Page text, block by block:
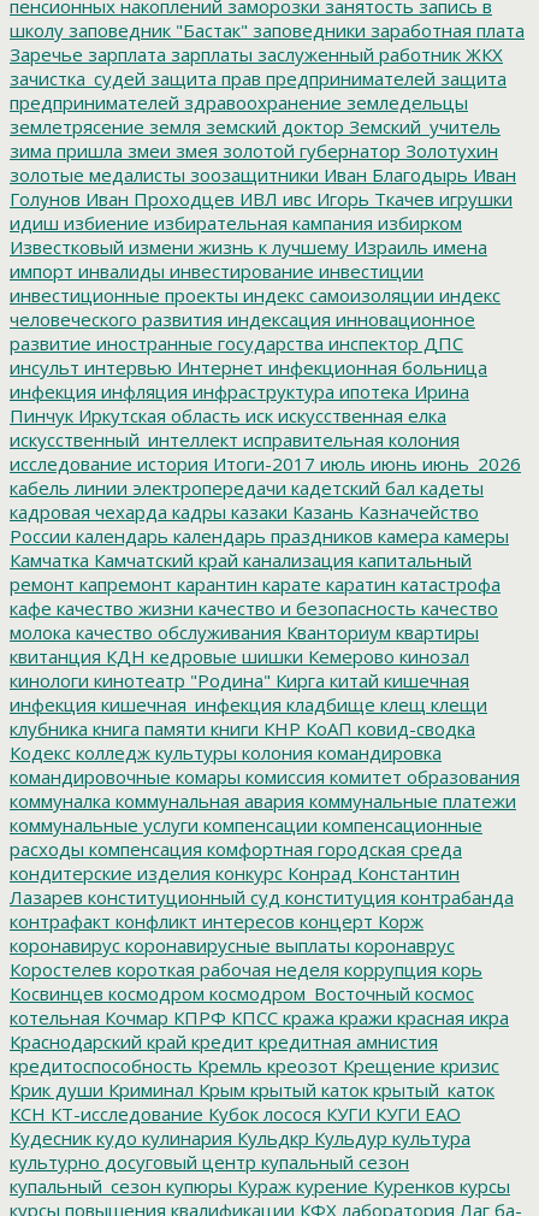
пенсионных накоплений заморозки занятость запись в
школу заповедник "Бастак" заповедники заработная плата
Заречье зарплата зарплаты заслуженный работник ЖКХ
зачистка_судей защита прав предпринимателей защита
предпринимателей здравоохранение земледельцы
землетрясение земля земский доктор Земский_учитель
зима пришла змеи змея золотой губернатор Золотухин
золотые медалисты зоозащитники Иван Благодырь Иван
Голунов Иван Проходцев ИВЛ ивс Игорь Ткачев игрушки
идиш избиение избирательная кампания избирком
Известковый измени жизнь к лучшему Израиль имена
импорт инвалиды инвестирование инвестиции
инвестиционные проекты индекс самоизоляции индекс
человеческого развития индексация инновационное
развитие иностранные государства инспектор ДПС
инсульт интервью Интернет инфекционная больница
инфекция инфляция инфраструктура ипотека Ирина
Пинчук Иркутская область иск искусственная елка
искусственный_интеллект исправительная колония
исследование история Итоги-2017 июль июнь июнь_2026
кабель линии электропередачи кадетский бал кадеты
кадровая чехарда кадры казаки Казань Казначейство
России календарь календарь праздников камера камеры
Камчатка Камчатский край канализация капитальный
ремонт капремонт карантин карате каратин катастрофа
кафе качество жизни качество и безопасность качество
молока качество обслуживания Кванториум квартиры
квитанция КДН кедровые шишки Кемерово кинозал
кинологи кинотеатр "Родина" Кирга китай кишечная
инфекция кишечная_инфекция кладбище клещ клещи
клубника книга памяти книги КНР КоАП ковид-сводка
Кодекс колледж культуры колония командировка
командировочные комары комиссия комитет образования
коммуналка коммунальная авария коммунальные платежи
коммунальные услуги компенсации компенсационные
расходы компенсация комфортная городская среда
кондитерские изделия конкурс Конрад Константин
Лазарев конституционный суд конституция контрабанда
контрафакт конфликт интересов концерт Корж
коронавирус коронавирусные выплаты коронаврус
Коростелев короткая рабочая неделя коррупция корь
Косвинцев космодром космодром_Восточный космос
котельная Кочмар КПРФ КПСС кража кражи красная икра
Краснодарский край кредит кредитная амнистия
кредитоспособность Кремль креозот Крещение кризис
Крик души Криминал Крым крытый каток крытый_каток
КСН КТ-исследование Кубок лосося КУГИ КУГИ ЕАО
Кудесник кудо кулинария Кульдкр Кульдур культура
культурно досуговый центр купальный сезон
купальный_сезон купюры Кураж курение Куренков курсы
курсы повышения квалификации КФХ лаборатория Лаг ба-